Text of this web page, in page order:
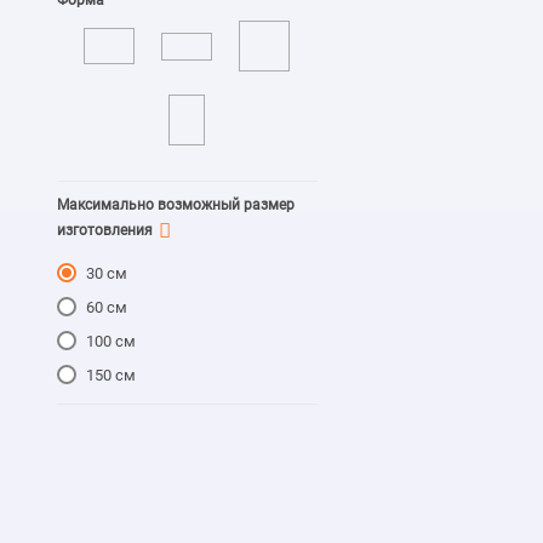
Максимально возможный размер
изготовления
30 см
60 см
100 см
150 см